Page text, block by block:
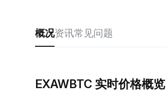
概况资讯常见问题
EXAWBTC 实时价格概览